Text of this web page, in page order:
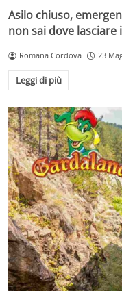
Asilo chiuso,
non sai dove lasciare
Romana Cordova 23
Leggi di più